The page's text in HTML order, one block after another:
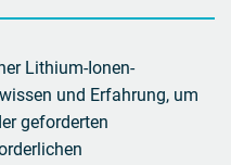
Lithium-Ionen-
und Erfahrung, um
geforderten